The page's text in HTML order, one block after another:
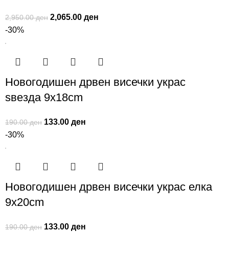
2,950.00ден 2,065.00ден
-30%
Новогодишен дрвен висечки украс
ѕвезда 9x18cm
190.00ден 133.00ден
-30%
Новогодишен дрвен висечки украс елка
9x20cm
190.00ден 133.00ден